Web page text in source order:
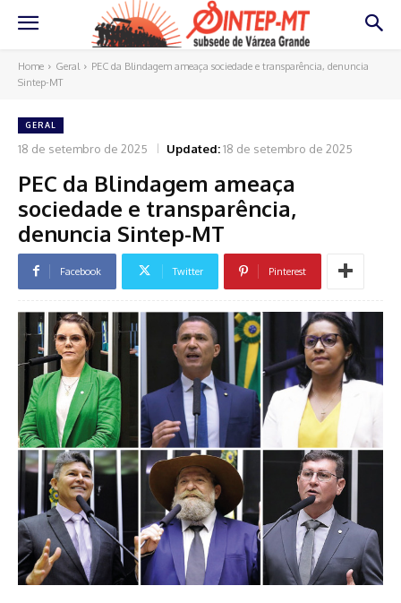
Home Geral
PEC da Blindagem ameaça sociedade e transparência, denuncia
Sintep-MT
GERAL
18 de setembro de 2025 Updated:18 de setembro de 2025
PEC da Blindagem ameaça
sociedade e transparência,
denuncia Sintep-MT
Facebook Twitter Pinterest